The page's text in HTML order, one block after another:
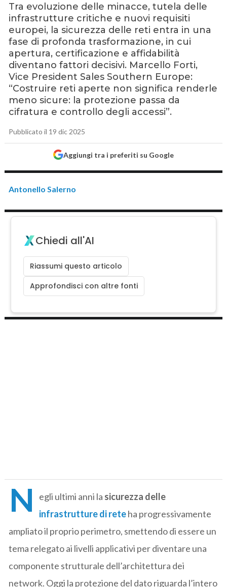
Tra evoluzione delle minacce, tutela delle
infrastrutture critiche e nuovi requisiti
europei, la sicurezza delle reti entra in una
fase di profonda trasformazione, in cui
apertura, certificazione e affidabilità
diventano fattori decisivi. Marcello Forti,
Vice President Sales Southern Europe:
“Costruire reti aperte non significa renderle
meno sicure: la protezione passa da
cifratura e controllo degli accessi”.
Pubblicato il 19 dic 2025
Aggiungi tra i preferiti su Google
Antonello Salerno
Chiedi all'AI
Riassumi questo articolo
Approfondisci con altre fonti
N egli ultimi anni la sicurezza delle
infrastrutture di reteha progressivamente
ampliato il proprio perimetro, smettendo di essere un
tema relegato ai livelli applicativi per diventare una
componente strutturale dell’architettura dei
network. Oggi la protezione del dato riguarda l’intero